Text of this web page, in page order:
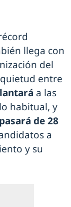
llega con
del
entre
a las
habitual, y
de 28
a
y su